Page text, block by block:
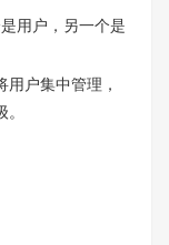
用户，另一个是
户集中管理，